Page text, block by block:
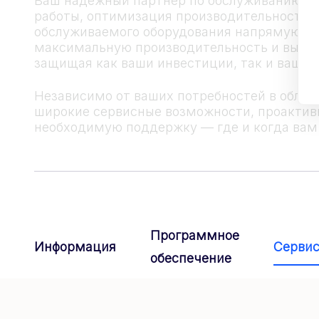
Информация
Программное
обеспечение
Сервис
работы, оптимизация
обслуживаемого оборудования напрямую
максимальную производительность и
защищая как ваши инвестиции, так и вашу
Независимо от ваших потребностей в
широкие сервисные возможности,
необходимую поддержку — где и когда